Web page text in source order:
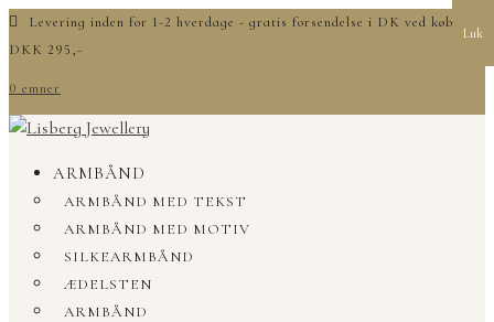
Levering inden for 1-2 hverdage - gratis forsendelse i DK ved køb over
DKK 295,-
0 emner
ARMBÅND
ARMBÅND MED TEKST
ARMBÅND MED MOTIV
SILKEARMBÅND
ÆDELSTEN
ARMBÅND
Luk